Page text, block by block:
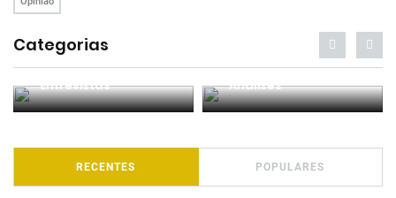
Categorias
Entrevistas Análises
RECENTES POPULARES